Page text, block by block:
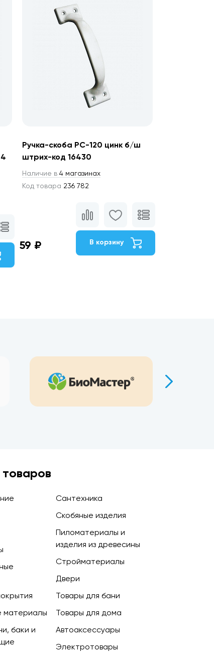
Ручка-скоба РС-120 цинк б/ш
штрих-код 16430
Наличие в 4 магазинах
Код товара 236 782
59 ₽ В корзину
материалы
баки и
Сантехника
Скобяные изделия
Пиломатериалы и
изделия из древесины
Стройматериалы
Двери
Товары для бани
Товары для дома
Автоаксессуары
Электротовары